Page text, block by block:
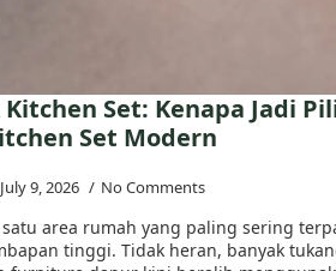
Set: Kenapa Jadi
Set Modern
July 9, 2026 No Comments
area rumah yang paling sering
tinggi. Tidak heran, banyak